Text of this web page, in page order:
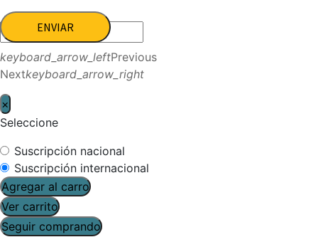
ENVIAR
keyboard_arrow_leftPrevious
Nextkeyboard_arrow_right
×
Seleccione
Suscripción nacional
Suscripción internacional
Agregar al carro
Ver carrito
Seguir comprando